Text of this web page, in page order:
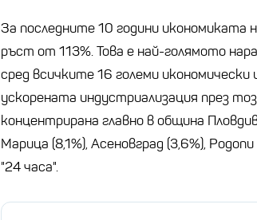
За последните 10 години икономиката
ръст от 113%. Това е най-голямото
сред всичките 16 големи
ускорената индустриализация през
концентрирана главно в община
Марица (8,1%), Асеновград (3,6%),
"24 часа".